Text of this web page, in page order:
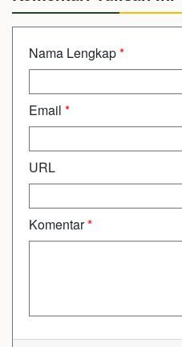
Nama Lengkap*
Email *
URL
Komentar*